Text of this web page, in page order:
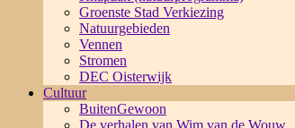
Groenste Stad Verkiezing
Natuurgebieden
Vennen
Stromen
DEC Oisterwijk
Cultuur
BuitenGewoon
De verhalen van Wim van de Wouw